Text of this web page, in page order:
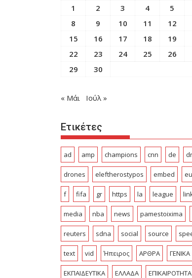
1
2 3 4 5
8
9 10 11 12
15
16 17 18 19
22
23 24 25 26
29
30
« Μάι Ιούλ »
Ετικέτες
ad amp champions cnn de
drones eleftherostypos embed
f fifa gr https la league
media nba news pamestoixima
reuters sdna social source
text vid Ήπειρος ΑΡΘΡΑ ΓΕΝΙΚΑ
ΕΚΠΑΙΔΕΥΤΙΚΑ ΕΛΛΑΔΑ